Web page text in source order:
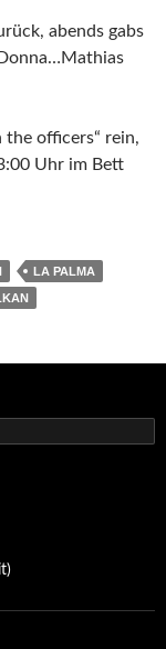
abends gabs
the officers“ rein,
Uhr im Bett
LA PALMA